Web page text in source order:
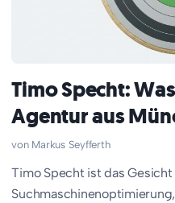
Timo Specht:
Agentur aus
Markus Seyfferth
Timo Specht ist das